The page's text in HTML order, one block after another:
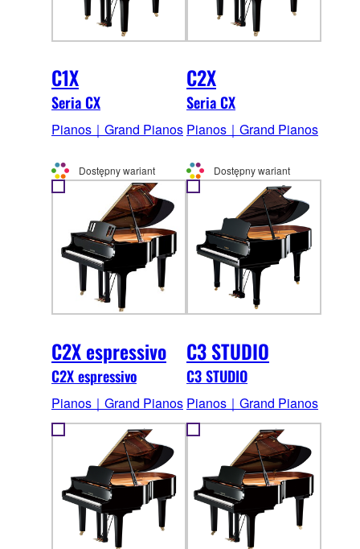
C1X
Seria CX
Pianos｜Grand Pianos
Dostępny wariant
C2X
Seria CX
Pianos｜Grand Pianos
Dostępny wariant
C2X espressivo
C2X espressivo
Pianos｜Grand Pianos
C3 STUDIO
C3 STUDIO
Pianos｜Grand Pianos